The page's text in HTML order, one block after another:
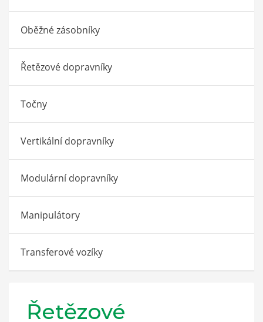
Oběžné zásobníky
Řetězové dopravníky
Točny
Vertikální dopravníky
Modulární dopravníky
Manipulátory
Transferové vozíky
Řetězové